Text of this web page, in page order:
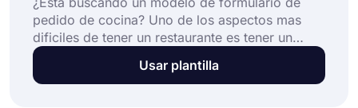
pedido de cocina? Uno de los aspectos mas
dificiles de tener un restaurante es tener un
medio para realizar un seguimiento de los
pedidos. ¿Como saber quien pidio que, cuando
Usar plantilla